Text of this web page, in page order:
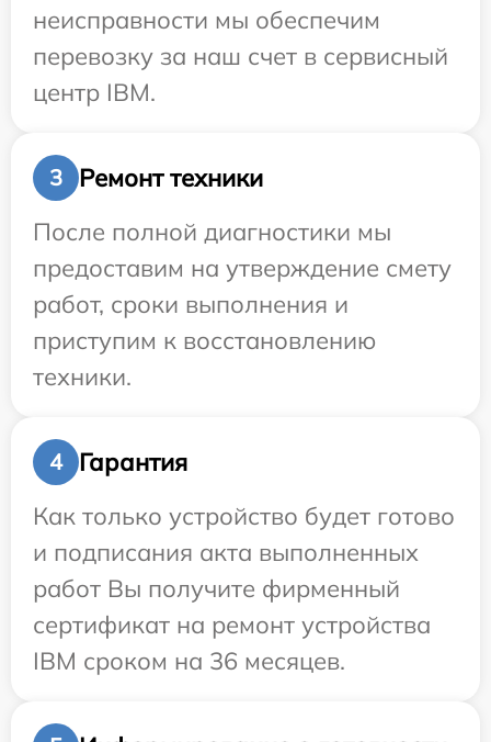
неисправности мы обеспечим
перевозку за наш счет в сервисный
центр IBM.
3
Ремонт техники
После полной диагностики мы
предоставим на утверждение смету
работ, сроки выполнения и
приступим к восстановлению
техники.
4
Гарантия
Как только устройство будет готово
и подписания акта выполненных
работ Вы получите фирменный
сертификат на ремонт устройства
IBM сроком на 36 месяцев.